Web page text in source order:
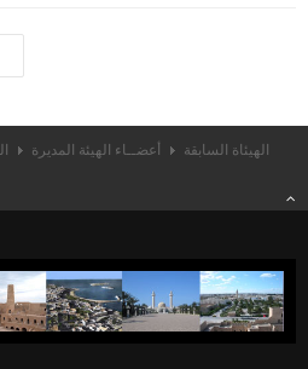
أعضــاء الهيئة المديرة الهيئاة السابقة